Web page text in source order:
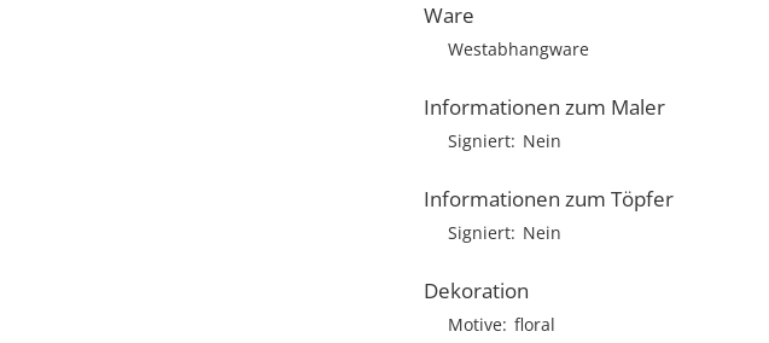
Ware
Westabhangware
Informationen zum Maler
Signiert Nein
Informationen zum Töpfer
Signiert Nein
Dekoration
Motive floral